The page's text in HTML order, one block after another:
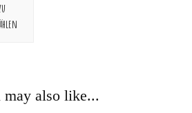
may also like...